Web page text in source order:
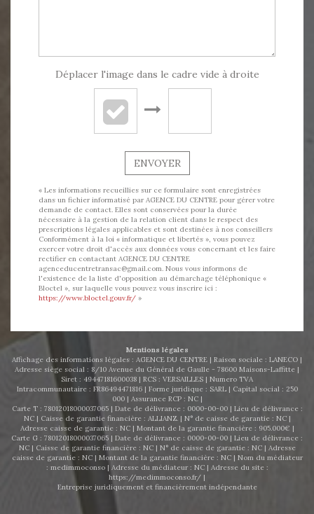
Déplacer l'image dans le cadre vide à droite
ENVOYER
« Les informations recueillies sur ce formulaire sont enregistrées
dans un fichier informatisé par AGENCE DU CENTRE pour gérer votre
demande de contact. Elles sont conservées pour la durée
nécessaire à la gestion de la relation client dans le respect des
prescriptions légales applicables et sont destinées à nos conseillers
Conformément à la loi « informatique et libertés », vous pouvez
exercer votre droit d'accès aux données vous concernant et les faire
rectifier en contactant AGENCE DU CENTRE
agenceducentretransac@gmail.com. Nous vous informons de
l'existence de la liste d'opposition au démarchage téléphonique «
Bloctel », sur laquelle vous pouvez vous inscrire ici :
https://www.bloctel.gouv.fr/ »
Mentions légales
Affichage des informations légales : AGENCE DU CENTRE | Raison sociale : LANECO |
Adresse siège social : 8/10 Avenue du Général de Gaulle - 78600 Maisons-Laffitte |
Siret : 49447181600038 | RCS : VERSAILLES | Numero TVA
Intracommunautaire : FR86494471816 | Forme juridique : SARL | Capital social : 250
000 | Assurance RCP : NC |
Carte T : 78012018000037065 | Date de délivrance : 0000-00-00 | Lieu de délivrance :
NC | Caisse de garantie financière : ALLIANZ. | N° de caisse de garantie : NC |
Adresse caisse de garantie : NC | Montant de la garantie financière : 905.000€ |
Carte G : 78012018000037065 | Date de délivrance : 0000-00-00 | Lieu de délivrance :
NC | Caisse de garantie financière : NC | N° de caisse de garantie : NC | Adresse
caisse de garantie : NC | Montant de la garantie financière : NC | Nom du médiateur
: medimmoconso | Adresse du médiateur : NC | Adresse du site :
https://medimmoconso.fr/ |
Entreprise juridiquement et financièrement indépendante